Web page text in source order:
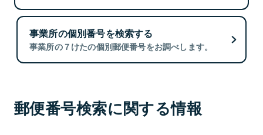
事業所の個別番号を検索する
事業所の７けたの個別郵便番号をお調べします。
郵便番号検索に関する情報